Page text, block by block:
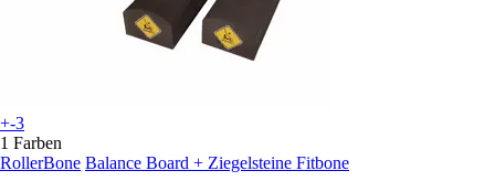
+-3
1 Farben
RollerBone Balance Board + Ziegelsteine Fitbone